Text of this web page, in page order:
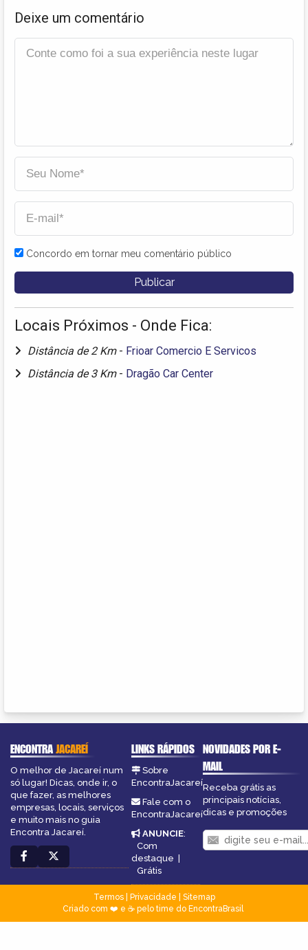
Deixe um comentário
Concordo em tornar meu comentário público
Locais Próximos - Onde Fica:
Distância de 2 Km - Frioar Comercio E Servicos
Distância de 3 Km - Dragão Car Center
ENCONTRAJACAREÍ
O melhor de Jacareí num
só lugar! Dicas, onde ir, o
que fazer, as melhores
empresas, locais, serviços
e muito mais no guia
Encontra Jacareí.
LINKS RÁPIDOS
Sobre
EncontraJacareí
Fale com o
EncontraJacareí
ANUNCIE:
Com
destaque
Grátis
NOVIDADES POR E-
MAIL
Receba grátis as
principais notícias,
dicas e promoções
Termos| Privacidade
Sitemap
Criado com ❤️ e ☕ pelo time do EncontraBrasil